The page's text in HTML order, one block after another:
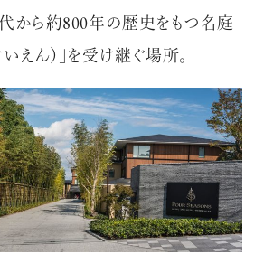
から約800年の歴史をもつ名庭
いえん）」を受け継ぐ場所。